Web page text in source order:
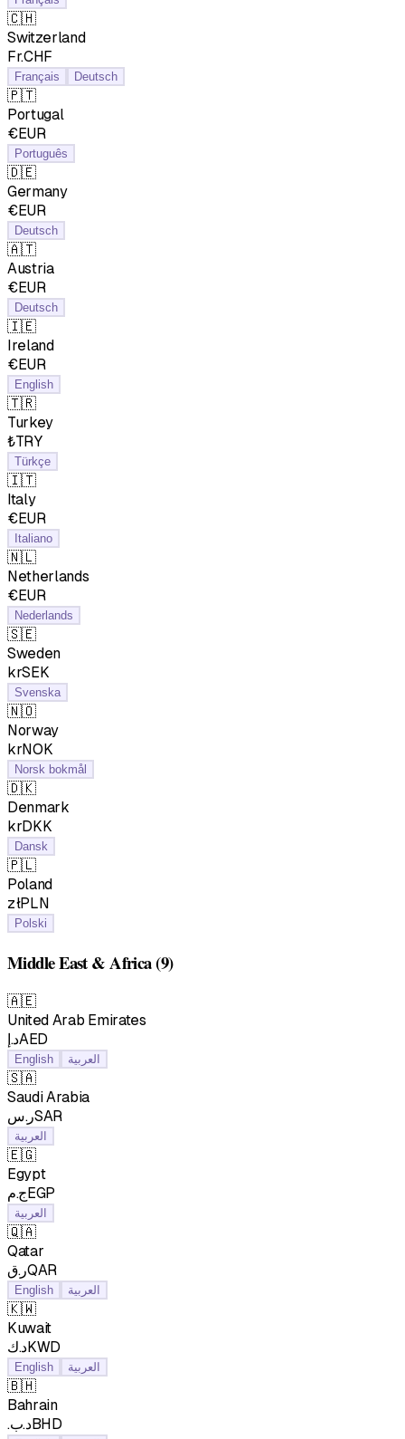
🇨🇭
Switzerland
Fr.CHF
Français Deutsch
🇵🇹
Portugal
€EUR
Português
🇩🇪
Germany
€EUR
Deutsch
🇦🇹
Austria
€EUR
Deutsch
🇮🇪
Ireland
€EUR
English
🇹🇷
Turkey
₺TRY
Türkçe
🇮🇹
Italy
€EUR
Italiano
🇳🇱
Netherlands
€EUR
Nederlands
🇸🇪
Sweden
krSEK
Svenska
🇳🇴
Norway
krNOK
Norsk bokmål
🇩🇰
Denmark
krDKK
Dansk
🇵🇱
Poland
złPLN
Polski
Middle East & Africa(9)
🇦🇪
United Arab Emirates
د.إAED
English العربية
🇸🇦
Saudi Arabia
ر.سSAR
العربية
🇪🇬
Egypt
ج.مEGP
العربية
🇶🇦
Qatar
ر.قQAR
English العربية
🇰🇼
Kuwait
د.كKWD
English العربية
🇧🇭
Bahrain
.د.بBHD